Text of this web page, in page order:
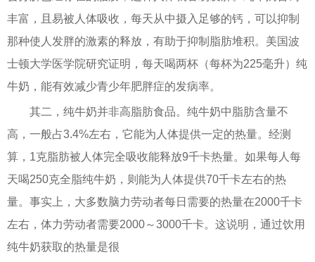
丰富，且易被人体吸收，每天从中摄入足够的钙，可以抑制
那种使人发胖的激素的释放，有助于抑制脂肪堆积。美国波
士顿大学医学院研究证明，每天喝两杯（每杯为225毫升）纯
牛奶，能有效减少青少年肥胖症的发病率。
其二，纯牛奶并非高脂肪食品。纯牛奶中脂肪含量不
高，一般占3.4%左右，它能为人体提供一定的热量。经测
算，1克脂肪被人体完全吸收能释放9千卡热量。如果每人每
天喝250克全脂纯牛奶，则能为人体提供70千卡左右的热
量。事实上，大多数脑力劳动者每日需要的热量在2000千卡
左右，体力劳动者需要2000～3000千卡。这说明，通过饮用
纯牛奶获取的热量是很